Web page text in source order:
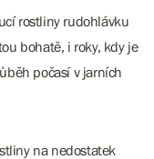
rostliny rudohlávku
bohatě, i roky, kdy je
počasí v jarních
na nedostatek